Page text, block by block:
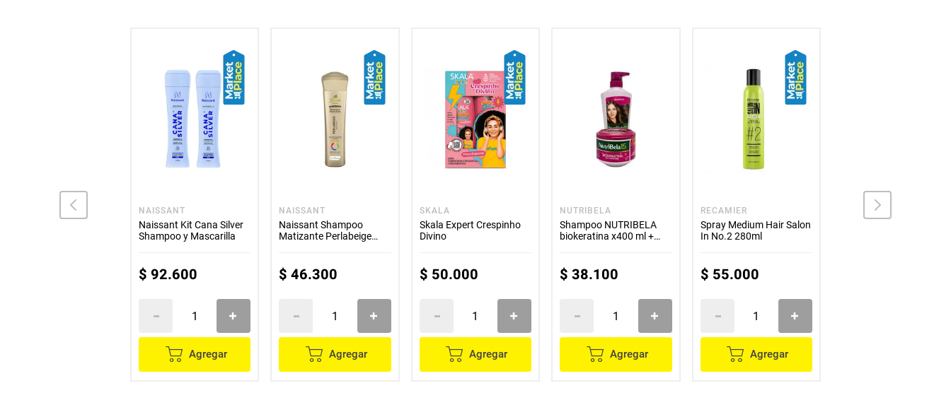
NAISSANT
Naissant Kit Cana Silver
Shampoo y Mascarilla
$ 92.600
Agregar
NAISSANT
Naissant Shampoo
Matizante Perlabeige
$ 46.300
Agregar
SKALA
Skala Expert Crespinho
Divino
$ 50.000
Agregar
NUTRIBELA
Shampoo NUTRIBELA
biokeratina x400 ml +
$ 38.100
Agregar
RECAMIER
Spray Medium Hair Salon
In No.2 280ml
$ 55.000
Agregar
LOREAL